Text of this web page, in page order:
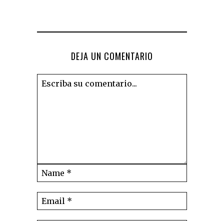
DEJA UN COMENTARIO